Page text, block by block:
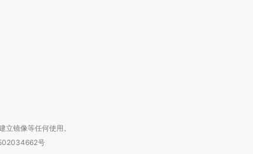
链博
镜像等任何使用。
号